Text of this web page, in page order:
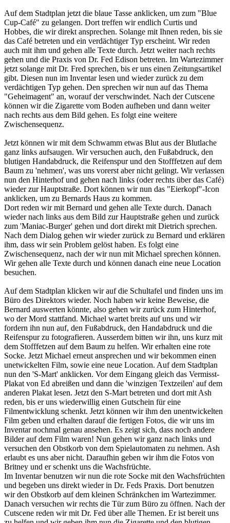
Auf dem Stadtplan jetzt die blaue Tasse anklicken, um zum "Blue
Cup-Café" zu gelangen. Dort treffen wir endlich Curtis und
Hobbes, die wir direkt ansprechen. Solange mit Ihnen reden, bis sie
das Café betreten und ein verdächtiger Typ erscheint. Wir reden
auch mit ihm und gehen alle Texte durch. Jetzt weiter nach rechts
gehen und die Praxis von Dr. Fed Edison betreten. Im Wartezimmer
jetzt solange mit Dr. Fred sprechen, bis er uns einen Zeitungsartikel
gibt. Diesen nun im Inventar lesen und wieder zurück zu dem
verdächtigen Typ gehen. Den sprechen wir nun auf das Thema
"Geheimagent" an, worauf der verschwindet. Nach der Cutscene
können wir die Zigarette vom Boden aufheben und dann weiter
nach rechts aus dem Bild gehen. Es folgt eine weitere
Zwischensequenz.
Jetzt können wir mit dem Schwamm etwas Blut aus der Blutlache
ganz links aufsaugen. Wir versuchen auch, den Fußabdruck, den
blutigen Handabdruck, die Reifenspur und den Stofffetzen auf dem
Baum zu 'nehmen', was uns vorerst aber nicht gelingt. Wir verlassen
nun den Hinterhof und gehen nach links (oder rechts über das Café)
wieder zur Hauptstraße. Dort können wir nun das "Eierkopf"-Icon
anklicken, um zu Bernards Haus zu kommen.
Dort reden wir mit Bernard und gehen alle Texte durch. Danach
wieder nach links aus dem Bild zur Hauptstraße gehen und zurück
zum 'Maniac-Burger' gehen und dort direkt mit Dietrich sprechen.
Nach dem Dialog gehen wir wieder zurück zu Bernard und erklären
ihm, dass wir sein Problem gelöst haben. Es folgt eine
Zwischensequenz, nach der wir nun mit Michael sprechen können.
Wir gehen alle Texte durch und können danach eine neue Location
besuchen.
Auf dem Stadtplan klicken wir auf die Schultafel und finden uns im
Büro des Direktors wieder. Noch haben wir keine Beweise, die
Bernard auswerten könnte, also gehen wir zurück zum Hinterhof,
wo der Mord stattfand. Michael wartet breits auf uns und wir
fordern ihn nun auf, den Fußabdruck, den Handabdruck und die
Reifenspur zu fotografieren. Ausserdem bitten wir ihn, uns kurz mit
dem Stofffetzen auf dem Baum zu helfen. Wir erhalten eine rote
Socke. Jetzt Michael erneut ansprechen und wir bekommen einen
unetwickelten Film, sowie eine neue Location. Auf dem Stadtplan
nun den 'S-Mart' anklicken. Vor dem Eingang gleich das Vermisst-
Plakat von Ed abreißen und dann die 'winzigen Textzeilen' auf dem
anderen Plakat lesen. Jetzt den S-Mart betreten und dort mit Ash
reden, bis er uns wiederwillig einen Gutschein für eine
Filmentwicklung schenkt. Jetzt können wir ihm den unentwickelten
Film geben und erhalten darauf die fertigen Fotos, die wir uns im
Inventar nochmal genau ansehen. Es zeigt sich, dass noch andere
Bilder auf dem Film waren! Nun gehen wir ganz nach links und
versuchen den Obstkorb von dem Spielautomaten zu nehmen. Ash
erlaubt es uns aber nicht. Daraufhin geben wir ihm die Fotos von
Britney und er schenkt uns die Wachsfrüchte.
Im Inventar benutzen wir nun die rote Socke mit den Wachsfrüchten
und begeben uns direkt wieder in Dr. Feds Praxis. Dort benutzen
wir den Obstkorb auf dem kleinen Schränkchen im Wartezimmer.
Danach versuchen wir rechts die Tür zum Büro zu öffnen. Nach der
Cutscene reden wir mit Dr. Fed über alle Themen. Er ist bereit uns